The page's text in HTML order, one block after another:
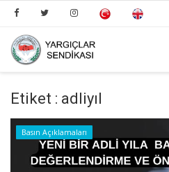
Etiket : adliyıl
Basın Açıklamaları